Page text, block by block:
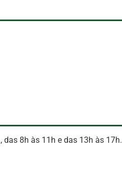
das 8h às 11h e das 13h às 17h.